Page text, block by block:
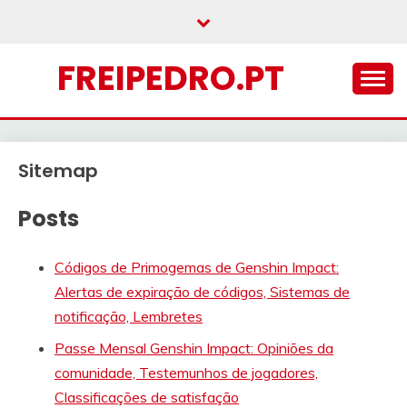
FREIPEDRO.PT
Sitemap
Posts
Códigos de Primogemas de Genshin Impact:
Alertas de expiração de códigos, Sistemas de
notificação, Lembretes
Passe Mensal Genshin Impact: Opiniões da
comunidade, Testemunhos de jogadores,
Classificações de satisfação